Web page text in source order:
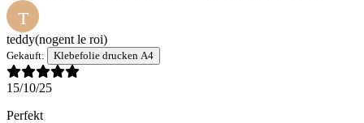
T
teddy(nogent le roi)
Gekauft: Klebefolie drucken A4
15/10/25
Perfekt